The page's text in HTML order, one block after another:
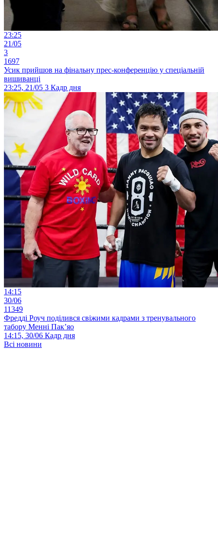
23:25
21/05
3
1697
Усик прийшов на фінальну прес-конференцію у спеціальній
вишиванці
23:25, 21/05 3 Кадр дня
14:15
30/06
11349
Фредді Роуч поділився свіжими кадрами з тренувального
табору Менні Пак’яо
14:15, 30/06 Кадр дня
Всі новини